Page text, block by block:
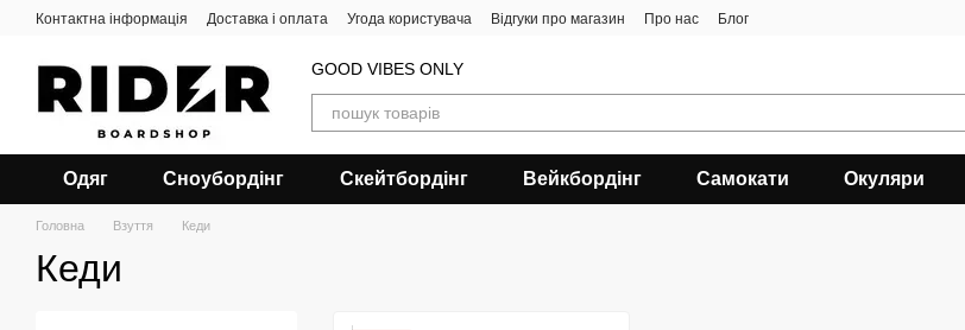
Перейти до основного контенту
Контактна інформація Доставка і оплата Угода користувача Відгуки про магазин Про нас Блог
GOOD VIBES ONLY
Одяг Сноубордiнг Скейтбордінг Вейкбордінг Самокати Окуляри
Головна Взуття Кеди
Кеди